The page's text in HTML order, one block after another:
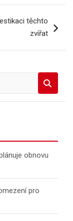
těchto
zvířat
obnovu
pro